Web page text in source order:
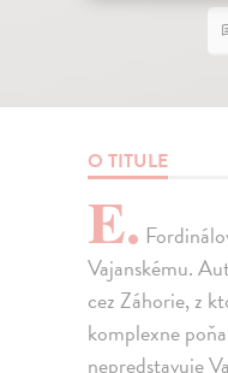
O TITULE
E.
Vajanskému.
cez Záhorie, z
komplexne
nepredstavuje